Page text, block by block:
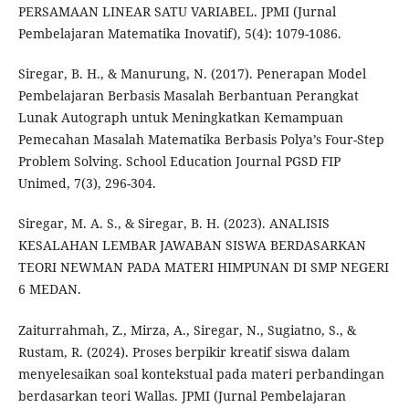
PERSAMAAN LINEAR SATU VARIABEL. JPMI (Jurnal
Pembelajaran Matematika Inovatif), 5(4): 1079-1086.
Siregar, B. H., & Manurung, N. (2017). Penerapan Model
Pembelajaran Berbasis Masalah Berbantuan Perangkat
Lunak Autograph untuk Meningkatkan Kemampuan
Pemecahan Masalah Matematika Berbasis Polya’s Four-Step
Problem Solving. School Education Journal PGSD FIP
Unimed, 7(3), 296-304.
Siregar, M. A. S., & Siregar, B. H. (2023). ANALISIS
KESALAHAN LEMBAR JAWABAN SISWA BERDASARKAN
TEORI NEWMAN PADA MATERI HIMPUNAN DI SMP NEGERI
6 MEDAN.
Zaiturrahmah, Z., Mirza, A., Siregar, N., Sugiatno, S., &
Rustam, R. (2024). Proses berpikir kreatif siswa dalam
menyelesaikan soal kontekstual pada materi perbandingan
berdasarkan teori Wallas. JPMI (Jurnal Pembelajaran